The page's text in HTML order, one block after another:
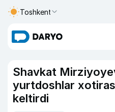
Toshkent
Shavkat
yurtdoshlar
keltirdi